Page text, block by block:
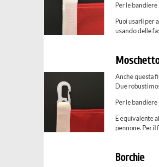
Per le bandiere
Puoi usarli per
usando delle
Anche questa
Due robusti
Per le bandiere
È equivalente
pennone. Per il
Borchie